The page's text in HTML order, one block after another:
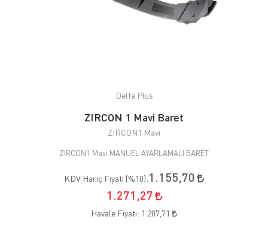
Delta Plus
ZIRCON 1 Mavi Baret
ZIRCON1 Mavi
ZIRCON1 Mavi MANUEL AYARLAMALI BARET
KDV Hariç Fiyatı (%10):1.155,70
1.271,27
Havale Fiyatı: 1.207,71